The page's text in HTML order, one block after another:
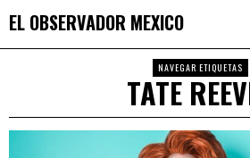
EL OBSERVADOR MEXICO
NAVEGAR ETIQUETAS
TATE